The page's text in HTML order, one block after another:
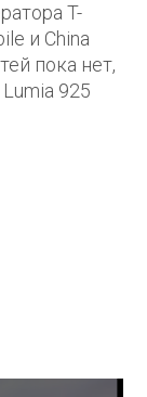
T-
и China
пока нет,
925